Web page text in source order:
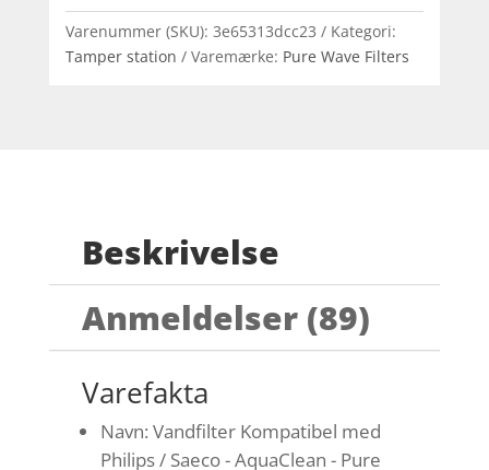
Varenummer (SKU): 3e65313dcc23
Kategori:
Tamper station
Varemærke: Pure Wave Filters
Beskrivelse
Anmeldelser (89)
Varefakta
Navn: Vandfilter Kompatibel med
Philips / Saeco - AquaClean - Pure